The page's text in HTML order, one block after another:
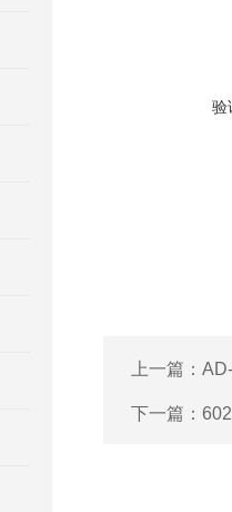
验
上一篇：
下一篇：